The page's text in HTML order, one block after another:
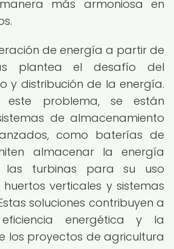
más armoniosa en
de energía a partir de
plantea el desafío del
y distribución de la energía.
este problema, se están
de almacenamiento
como baterías de
almacenar la energía
las turbinas para su uso
verticales y sistemas
soluciones contribuyen a
energética y la
los proyectos de agricultura